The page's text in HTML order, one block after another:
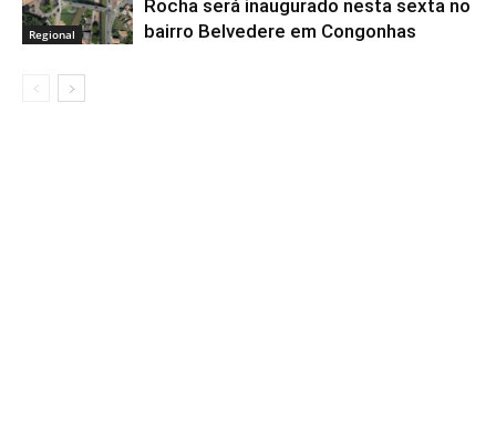
Regional
Rocha será inaugurado nesta sexta no
bairro Belvedere em Congonhas